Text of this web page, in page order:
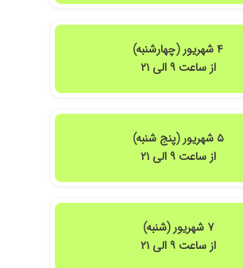
۴ شهریور (چهارشنبه)
از ساعت ۹ الی ۲۱
۵ شهریور (پنج شنبه)
از ساعت ۹ الی ۲۱
۷ شهریور (شنبه)
از ساعت ۹ الی ۲۱